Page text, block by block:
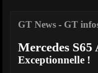
GT News - GT
Mercedes
Exceptionnelle !